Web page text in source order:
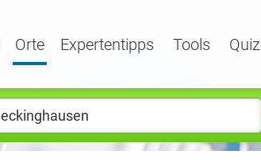
Orte Expertentipps Tools Quiz